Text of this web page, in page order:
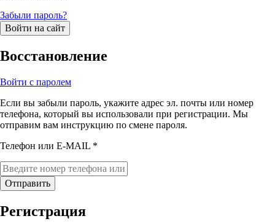
Забыли пароль?
Войти на сайт
Восстановление
Войти с паролем
Если вы забыли пароль, укажите адрес эл. почты или номер
телефона, который вы использовали при регистрации. Мы
отправим вам инструкцию по смене пароля.
Телефон или E-MAIL *
Отправить
Регистрация